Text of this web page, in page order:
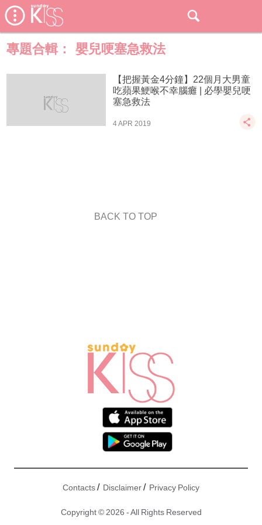
專題合輯： 嬰兒哽塞急救法
【把握黃金4分鐘】22個月大男童
吃蘋果鯁喉不幸腦癱 | 必學嬰兒哽
塞急救法
4 APR 2019
BACK TO TOP
Contacts/ Disclaimer/ Privacy Policy
Copyright © 2026 - All Rights Reserved